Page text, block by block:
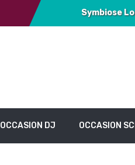
Symbiose
OCCASION DJ OCCASION